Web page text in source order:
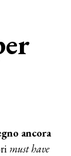
ancora
must have